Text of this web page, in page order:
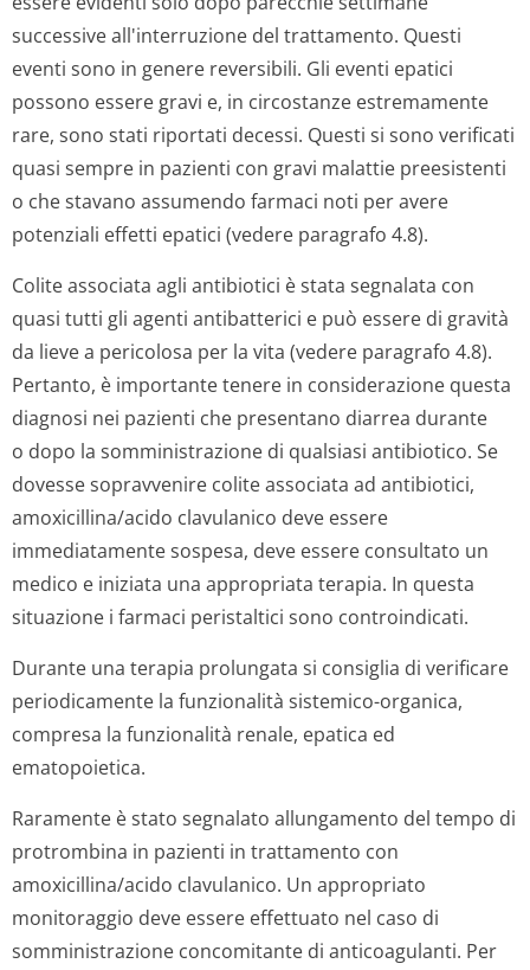
successive all'interruzione del trattamento. Questi
eventi sono in genere reversibili. Gli eventi epatici
possono essere gravi e, in circostanze estremamente
rare, sono stati riportati decessi. Questi si sono verificati
quasi sempre in pazienti con gravi malattie preesistenti
o che stavano assumendo farmaci noti per avere
potenziali effetti epatici (vedere paragrafo 4.8).
Colite associata agli antibiotici è stata segnalata con
quasi tutti gli agenti antibatterici e può essere di gravità
da lieve a pericolosa per la vita (vedere paragrafo 4.8).
Pertanto, è importante tenere in considerazione questa
diagnosi nei pazienti che presentano diarrea durante
o dopo la somministrazione di qualsiasi antibiotico. Se
dovesse sopravvenire colite associata ad antibiotici,
amoxicillina/acido clavulanico deve essere
immediatamente sospesa, deve essere consultato un
medico e iniziata una appropriata terapia. In questa
situazione i farmaci peristaltici sono controindicati.
Durante una terapia prolungata si consiglia di verificare
periodicamente la funzionalità sistemico-organica,
compresa la funzionalità renale, epatica ed
ematopoietica.
Raramente è stato segnalato allungamento del tempo di
protrombina in pazienti in trattamento con
amoxicillina/acido clavulanico. Un appropriato
monitoraggio deve essere effettuato nel caso di
somministrazione concomitante di anticoagulanti. Per